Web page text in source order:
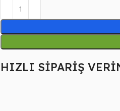
HIZLI SİPARİŞ